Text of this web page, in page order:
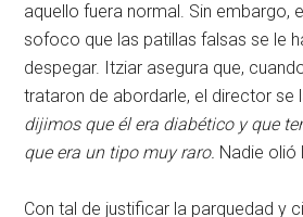
aquello fuera normal. Sin embargo,
sofoco que las patillas falsas se le
despegar. Itziar asegura que,
trataron de abordarle, el director se
dijimos que él era diabético y que
que era un tipo muy raro. Nadie olió
Con tal de justificar la parquedad y